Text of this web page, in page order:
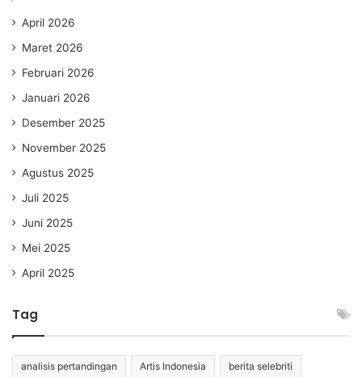
April 2026
Maret 2026
Februari 2026
Januari 2026
Desember 2025
November 2025
Agustus 2025
Juli 2025
Juni 2025
Mei 2025
April 2025
Tag
analisis pertandingan Artis Indonesia berita selebriti